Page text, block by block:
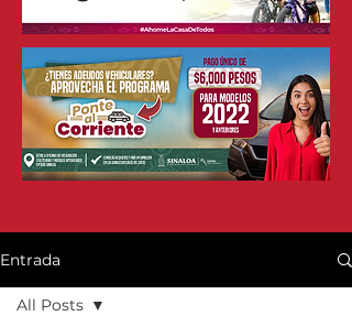
Entrada
All Posts